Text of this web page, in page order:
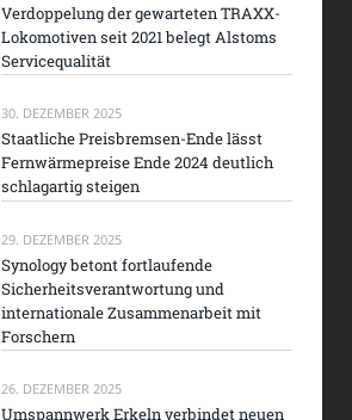
Verdoppelung der gewarteten TRAXX-
Lokomotiven seit 2021 belegt Alstoms
Servicequalität
30. DEZEMBER 2025
Staatliche Preisbremsen-Ende lässt
Fernwärmepreise Ende 2024 deutlich
schlagartig steigen
29. DEZEMBER 2025
Synology betont fortlaufende
Sicherheitsverantwortung und
internationale Zusammenarbeit mit
Forschern
26. DEZEMBER 2025
Umspannwerk Erkeln verbindet neuen